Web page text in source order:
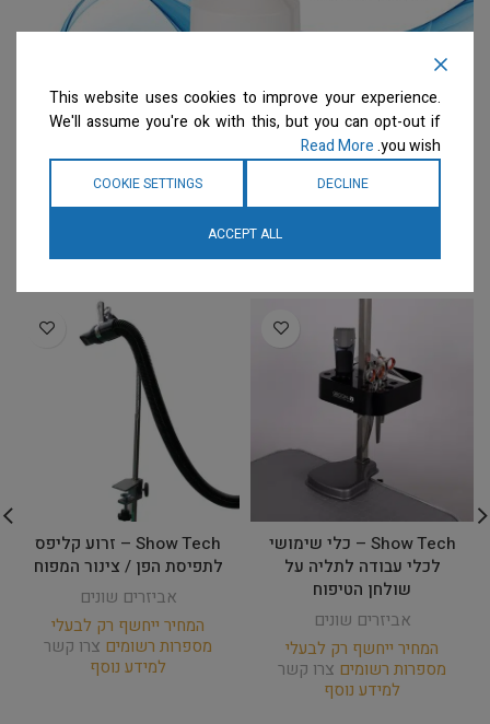
Show Tech – כלי שימושי
לכלי עבודה לתליה על
שולחן הטיפוח
אביזרים שונים
המחיר ייחשף רק לבעלי
מספרות רשומים צרו קשר
למידע נוסף
Show Tech – זרוע קליפס
לתפיסת הפן / צינור המפוח
אביזרים שונים
המחיר ייחשף רק לבעלי
מספרות רשומים צרו קשר
למידע נוסף
This website uses cookies to improve your experience.
We'll assume you're ok with this, but you can opt-out if
you wish.
Read More
DECLINE
COOKIE SETTINGS
ACCEPT ALL